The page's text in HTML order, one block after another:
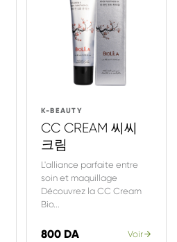
K-BEAUTY
CC CREAM 씨씨
크림
L'alliance parfaite entre
soin et maquillage
Découvrez la CC Cream
Bio...
800 DA Voir